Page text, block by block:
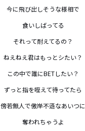
今に飛び出しそうな様相で
食いしばってる
それって耐えてるの？
ねえねえ君はもっとシたい？
この中で誰にBETしたい？
ずっと指を咥えて待ってたら
傍若無人で傲岸不遜なあいつに
奪われちゃうよ